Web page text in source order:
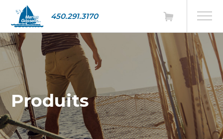
450.291.3170
Produits